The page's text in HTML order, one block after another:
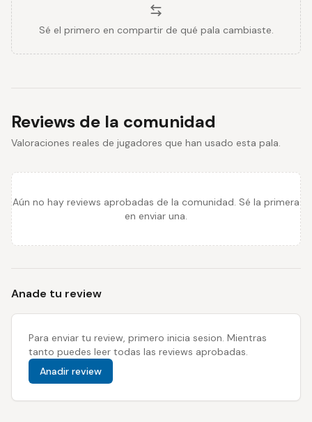
Sé el primero en compartir de qué pala cambiaste.
Reviews de la comunidad
Valoraciones reales de jugadores que han usado esta pala.
Aún no hay reviews aprobadas de la comunidad. Sé la primera
en enviar una.
Anade tu review
Para enviar tu review, primero inicia sesion. Mientras
tanto puedes leer todas las reviews aprobadas.
Anadir review